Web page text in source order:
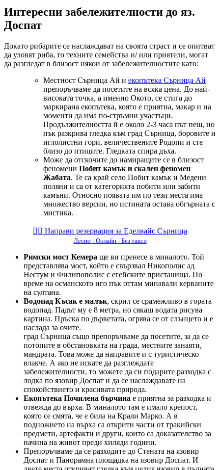
Интересни забележителности до яз.
Доспат
Докато рибарите се наслаждават на своята страст и се опитват
да уловят риба, то техните семейства и/ или приятели, могат
да разгледат в близост някои от забележителностите като:
Местност Сърница Ай и екопътека Сърница Ай
препоръчваме да посетите на всяка цена. До най-
високата точка, а именно Окото, се стига до
маркирана екопътека, която е приятна, макар и на
моменти да има по-стръмни участъци.
Продължителността й е около 2-3 часа път пеш, но
пък разкрива гледка към град Сърница, боровите и
иглолистни гори, величествените Родопи и сте
близо до птиците. Гледката спира дъха.
Може да отскочите до намиращите се в близост
феномени Побит камък и скален феномен
Жабата. Те са край село Побит камък и Медени
поляни и са от категорията побити или забити
камъни. Относно появата им по тези места има
множество версии, но истината остава обгърната с
мистика.
👉🏻️ Направи резервация за Еделвайс Сърница
Лесно - Онлайн - Без такси
Римски мост Кемера ще ви пренесе в миналото. Той
представлява мост, който е свързвал Никополис ад
Нестум и Филипополис с егейските пристанища. По
време на османското иго пък оттам минавали керваните
на султана.
Водопад Късак е малък, скрил се срамежливо в гората
водопад. Падът му е 8 метра, но сякаш водата рисува
картина. Пръска по дърветата, огрява се от слънцето и е
наслада за очите.
град Сърница също препоръчваме да посетите, за да се
потопите в обстановката на града, местните занаяти,
мандрата. Това може да направите и с туристическо
влакче. А ако не искате да разглеждате
забележителности, то можете да си подарите разходка с
лодка по язовир Доспат и да се наслаждавате на
спокойствието и красивата природа.
Екопътека Почилена бърчина е приятна за разходка и
отвежда до върха. В миналото там е имало крепост,
която се смята, че е била на Крали Марко. А в
подножието на върха са открити части от тракийски
предмети, артефакти и други, които са доказателство за
начина на живот преди хиляди години.
Препоръчваме да се разходите до Стената на язовир
Доспат и Панорамна площадка на язовир Доспат. И